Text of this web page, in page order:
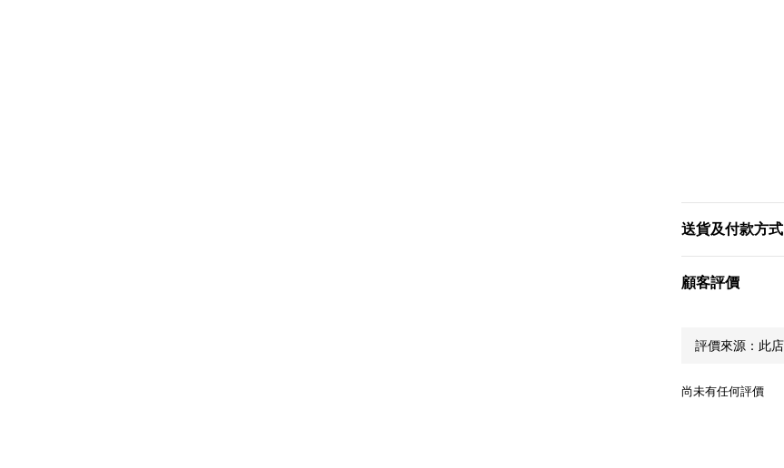
送貨及付款方式
顧客評價
尚未有任何評價